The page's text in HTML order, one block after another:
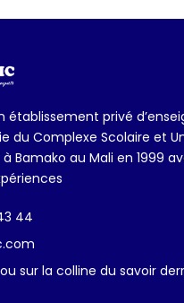
établissement privé
du Complexe Scolaire et
Bamako au Mali en 1999
44
sur la colline du savoir